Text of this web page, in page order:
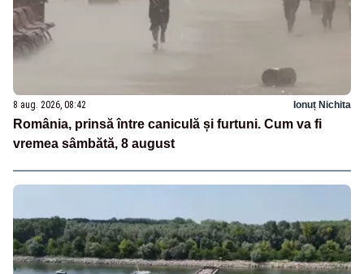
8 aug. 2026, 08:42 Ionuț Nichita
România, prinsă între caniculă și furtuni. Cum va fi
vremea sâmbătă, 8 august